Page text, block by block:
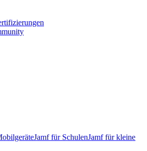
Jamf für SchulenJamf für kleine